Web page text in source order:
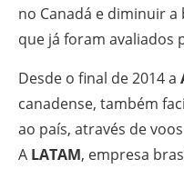
no Canadá e diminuir
que já foram avaliados
Desde o final de 2014 a
canadense, também
ao país, através de
A LATAM, empresa